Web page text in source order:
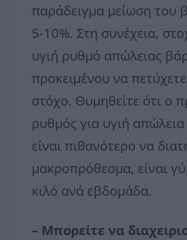
παράδειγμα μείωση του
5-10%. Στη συνέχεια,
υγιή ρυθμό απώλειας
προκειμένου να
στόχο. Θυμηθείτε ότι ο
ρυθμός για υγιή
είναι πιθανότερο να
μακροπρόθεσμα, είναι
κιλό ανά εβδομάδα.
– Μπορείτε να